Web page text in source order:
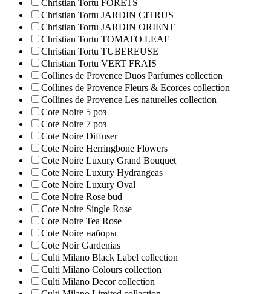
Christian Tortu FORETS
Christian Tortu JARDIN CITRUS
Christian Tortu JARDIN ORIENT
Christian Tortu TOMATO LEAF
Christian Tortu TUBEREUSE
Christian Tortu VERT FRAIS
Collines de Provence Duos Parfumes collection
Collines de Provence Fleurs & Ecorces collection
Collines de Provence Les naturelles collection
Cote Noire 5 роз
Cote Noire 7 роз
Cote Noire Diffuser
Cote Noire Herringbone Flowers
Cote Noire Luxury Grand Bouquet
Cote Noire Luxury Hydrangeas
Cote Noire Luxury Oval
Cote Noire Rose bud
Cote Noire Single Rose
Cote Noire Tea Rose
Cote Noire наборы
Cote Noir Gardenias
Culti Milano Black Label collection
Culti Milano Colours collection
Culti Milano Decor collection